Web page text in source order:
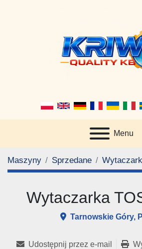
Menu
Maszyny Sprzedane
Wytaczarka
Tarnowskie Góry,
Udostępnij przez e-mail